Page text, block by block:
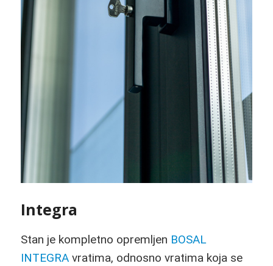
Integra
Stan je kompletno opremljen BOSAL
INTEGRAvratima, odnosno vratima koja se